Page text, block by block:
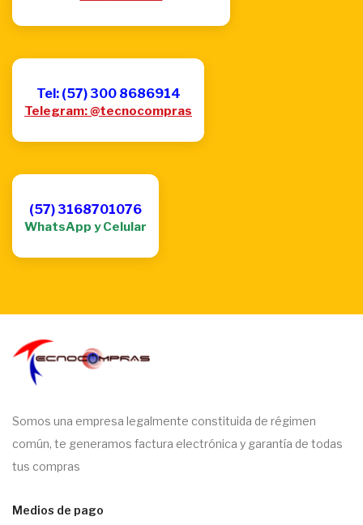
Tel: (57) 300 8686914
Telegram: @tecnocompras
(57) 3168701076
WhatsApp y Celular
Somos una empresa legalmente constituida de régimen
común, te generamos factura electrónica y garantía de todas
tus compras
Medios de pago